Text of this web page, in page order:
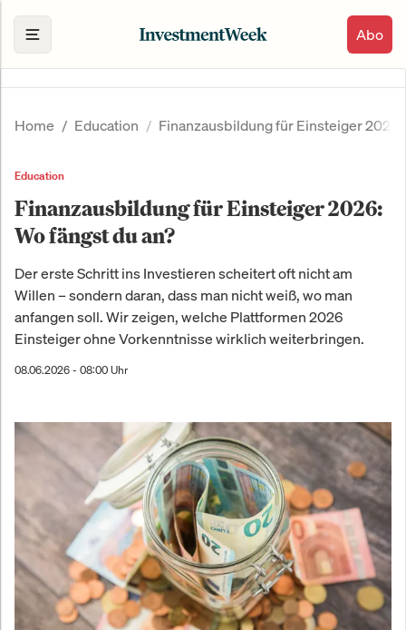
Abo
Home Education Finanzausbildung für Einsteiger 2026:
Education
Finanzausbildung für Einsteiger 2026:
Wo fängst du an?
Der erste Schritt ins Investieren scheitert oft nicht am
Willen – sondern daran, dass man nicht weiß, wo man
anfangen soll. Wir zeigen, welche Plattformen 2026
Einsteiger ohne Vorkenntnisse wirklich weiterbringen.
08.06.2026 - 08:00 Uhr